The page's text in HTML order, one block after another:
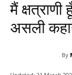
मैं
असली
By